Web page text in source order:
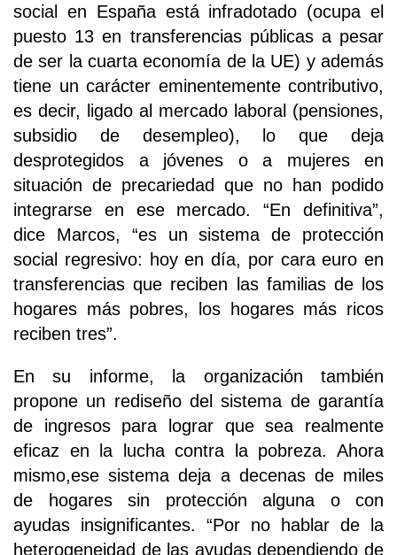
social en España está infradotado (ocupa el
puesto 13 en transferencias públicas a pesar
de ser la cuarta economía de la UE) y además
tiene un carácter eminentemente contributivo,
es decir, ligado al mercado laboral (pensiones,
subsidio de desempleo), lo que deja
desprotegidos a jóvenes o a mujeres en
situación de precariedad que no han podido
integrarse en ese mercado. “En definitiva”,
dice Marcos, “es un sistema de protección
social regresivo: hoy en día, por cara euro en
transferencias que reciben las familias de los
hogares más pobres, los hogares más ricos
reciben tres”.
En su informe, la organización también
propone un rediseño del sistema de garantía
de ingresos para lograr que sea realmente
eficaz en la lucha contra la pobreza. Ahora
mismo,ese sistema deja a decenas de miles
de hogares sin protección alguna o con
ayudas insignificantes. “Por no hablar de la
heterogeneidad de las ayudas dependiendo de